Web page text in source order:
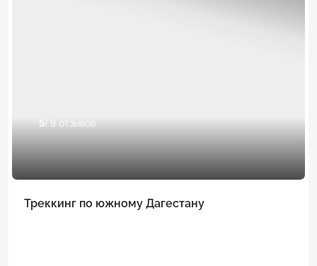
5/ 9 отзывов
Треккинг по южному Дагестану